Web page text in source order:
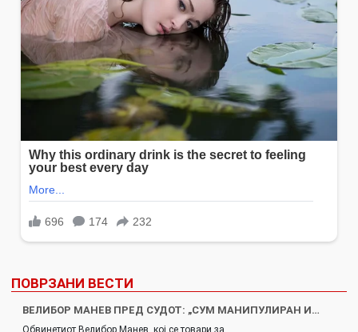
ПОВРЗАНИ ВЕСТИ
ВЕЛИБОР МАНЕВ ПРЕД СУДОТ: „СУМ МАНИПУЛИРАН И…